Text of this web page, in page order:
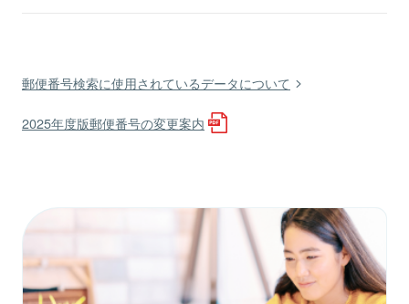
郵便番号検索に使用されているデータについて
2025年度版郵便番号の変更案内